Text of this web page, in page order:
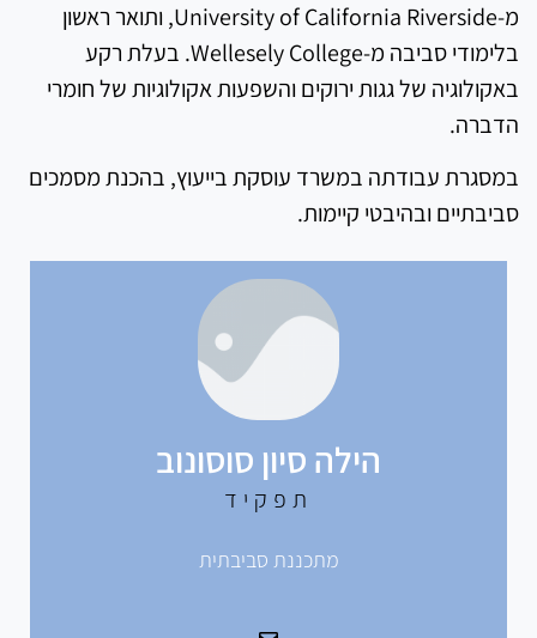
מ-University of California Riverside, ותואר ראשון
בלימודי סביבה מ-Wellesely College. בעלת רקע
באקולוגיה של גגות ירוקים והשפעות אקולוגיות של חומרי
הדברה.
במסגרת עבודתה במשרד עוסקת בייעוץ, בהכנת מסמכים
סביבתיים ובהיבטי קיימות.
הילה סיון סוסונוב
תפקיד
מתכננת סביבתית